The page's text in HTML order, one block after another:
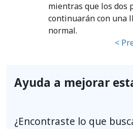
mientras que los dos
continuarán con una
normal.
<
Ayuda a mejorar
¿Encontraste lo que